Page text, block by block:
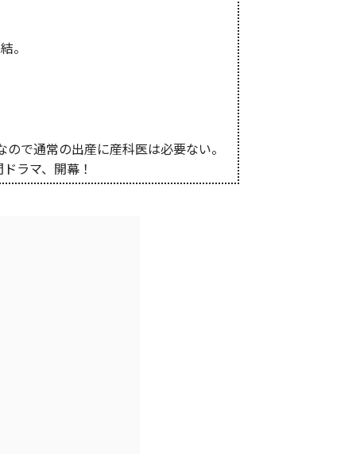
。
で通常の出産に産科医は必要ない。
ラマ、開幕！